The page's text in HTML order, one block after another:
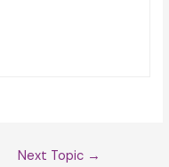
Next Topic →